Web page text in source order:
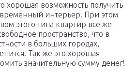
хорошая возможность получить
интерьер. При этом
этого типа квартир все же
пространство, что в
в больших городах,
Так же это хорошая
значительную сумму денег!